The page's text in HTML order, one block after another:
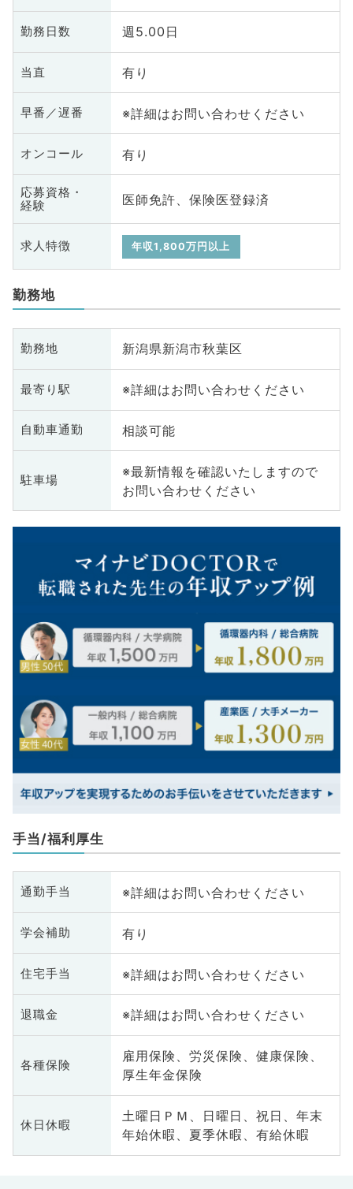
勤務日数 週5.00日
当直 有り
早番／遅番 ※詳細はお問い合わせください
オンコール 有り
応募資格・
経験
医師免許、保険医登録済
求人特徴 年収1,800万円以上
勤務地
勤務地 新潟県新潟市秋葉区
最寄り駅 ※詳細はお問い合わせください
自動車通勤 相談可能
駐車場
※最新情報を確認いたしますので
お問い合わせください
手当/福利厚生
通勤手当 ※詳細はお問い合わせください
学会補助 有り
住宅手当 ※詳細はお問い合わせください
退職金 ※詳細はお問い合わせください
各種保険
雇用保険、労災保険、健康保険、
厚生年金保険
休日休暇
土曜日ＰＭ、日曜日、祝日、年末
年始休暇、夏季休暇、有給休暇